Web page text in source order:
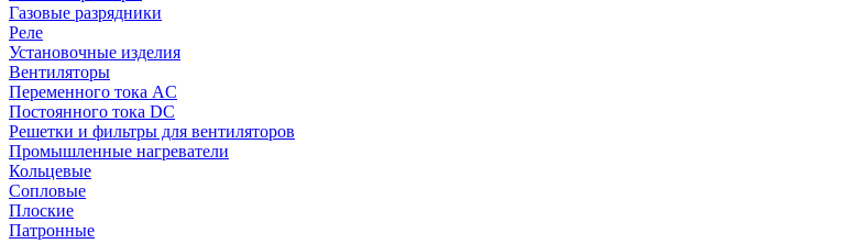
Газовые разрядники
Реле
Установочные изделия
Вентиляторы
Переменного тока AC
Постоянного тока DC
Решетки и фильтры для вентиляторов
Промышленные нагреватели
Кольцевые
Сопловые
Плоские
Патронные